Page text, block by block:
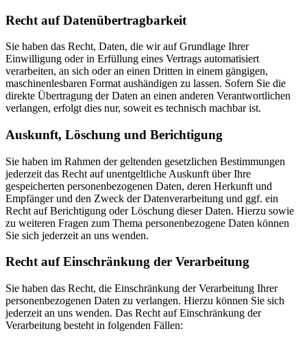
Recht auf Daten­übertrag­barkeit
Sie haben das Recht, Daten, die wir auf Grundlage Ihrer
Einwilligung oder in Erfüllung eines Vertrags automatisiert
verarbeiten, an sich oder an einen Dritten in einem gängigen,
maschinenlesbaren Format aushändigen zu lassen. Sofern Sie die
direkte Übertragung der Daten an einen anderen Verantwortlichen
verlangen, erfolgt dies nur, soweit es technisch machbar ist.
Auskunft, Löschung und Berichtigung
Sie haben im Rahmen der geltenden gesetzlichen Bestimmungen
jederzeit das Recht auf unentgeltliche Auskunft über Ihre
gespeicherten personenbezogenen Daten, deren Herkunft und
Empfänger und den Zweck der Datenverarbeitung und ggf. ein
Recht auf Berichtigung oder Löschung dieser Daten. Hierzu sowie
zu weiteren Fragen zum Thema personenbezogene Daten können
Sie sich jederzeit an uns wenden.
Recht auf Einschränkung der Verarbeitung
Sie haben das Recht, die Einschränkung der Verarbeitung Ihrer
personenbezogenen Daten zu verlangen. Hierzu können Sie sich
jederzeit an uns wenden. Das Recht auf Einschränkung der
Verarbeitung besteht in folgenden Fällen: